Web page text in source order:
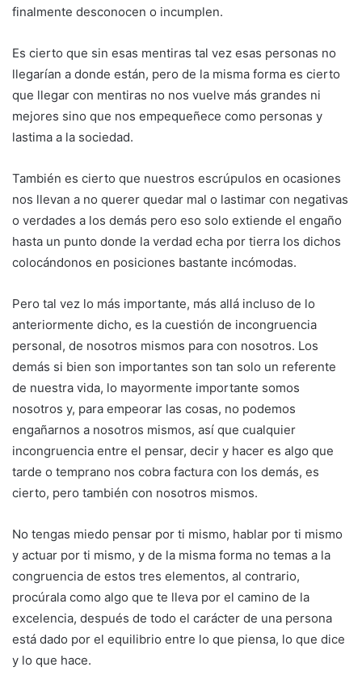
finalmente desconocen o incumplen.
Es cierto que sin esas mentiras tal vez esas personas no
llegarían a donde están, pero de la misma forma es cierto
que llegar con mentiras no nos vuelve más grandes ni
mejores sino que nos empequeñece como personas y
lastima a la sociedad.
También es cierto que nuestros escrúpulos en ocasiones
nos llevan a no querer quedar mal o lastimar con negativas
o verdades a los demás pero eso solo extiende el engaño
hasta un punto donde la verdad echa por tierra los dichos
colocándonos en posiciones bastante incómodas.
Pero tal vez lo más importante, más allá incluso de lo
anteriormente dicho, es la cuestión de incongruencia
personal, de nosotros mismos para con nosotros. Los
demás si bien son importantes son tan solo un referente
de nuestra vida, lo mayormente importante somos
nosotros y, para empeorar las cosas, no podemos
engañarnos a nosotros mismos, así que cualquier
incongruencia entre el pensar, decir y hacer es algo que
tarde o temprano nos cobra factura con los demás, es
cierto, pero también con nosotros mismos.
No tengas miedo pensar por ti mismo, hablar por ti mismo
y actuar por ti mismo, y de la misma forma no temas a la
congruencia de estos tres elementos, al contrario,
procúrala como algo que te lleva por el camino de la
excelencia, después de todo el carácter de una persona
está dado por el equilibrio entre lo que piensa, lo que dice
y lo que hace.